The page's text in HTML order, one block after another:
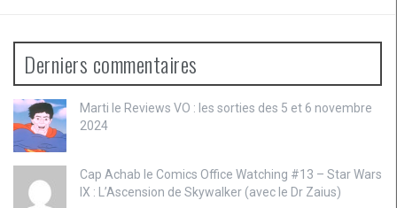
Derniers commentaires
Marti le Reviews VO : les sorties des 5 et 6 novembre
2024
Cap Achab le Comics Office Watching #13 – Star Wars
IX : L’Ascension de Skywalker (avec le Dr Zaius)